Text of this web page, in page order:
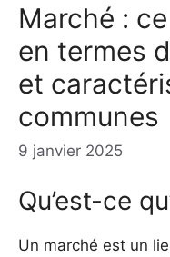
Marché :
en termes
et
communes
9 janvier 2025
Qu’est-ce
Un marché est un